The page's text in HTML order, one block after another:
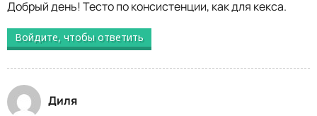
Добрый день! Тесто по консистенции, как для кекса.
Войдите, чтобы ответить
Диля